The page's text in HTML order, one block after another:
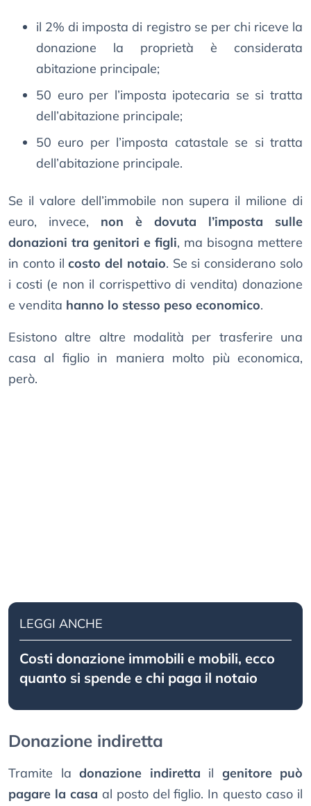
il 2% di imposta di registro se per chi riceve la
donazione la proprietà è considerata
abitazione principale;
50 euro per l’imposta ipotecaria se si tratta
dell’abitazione principale;
50 euro per l’imposta catastale se si tratta
dell’abitazione principale.
Se il valore dell’immobile non supera il milione di
euro, invece, non è dovuta l’imposta sulle
donazioni tra genitori e figli, ma bisogna mettere
in conto ilcosto del notaio. Se si considerano solo
i costi (e non il corrispettivo di vendita) donazione
e vendita hanno lo stesso peso economico.
Esistono altre altre modalità per trasferire una
casa al figlio in maniera molto più economica,
però.
LEGGI ANCHE
Costi donazione immobili e mobili, ecco
quanto si spende e chi paga il notaio
Donazione indiretta
Tramite la donazione indiretta il genitore può
pagare la casa al posto del figlio. In questo caso il